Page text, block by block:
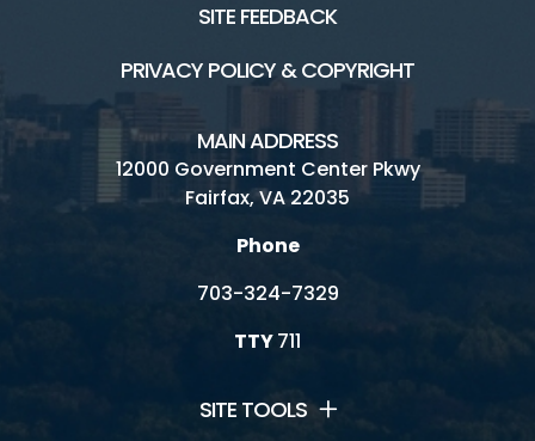
SITE FEEDBACK
PRIVACY POLICY & COPYRIGHT
MAIN ADDRESS
12000 Government Center Pkwy
Fairfax, VA 22035
Phone
703-324-7329
TTY711
SITE TOOLS